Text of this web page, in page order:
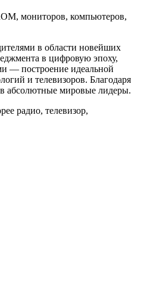
мониторов, компьютеров,
в области новейших
в цифровую эпоху,
— построение идеальной
и телевизоров. Благодаря
в абсолютные мировые лидеры.
радио, телевизор,